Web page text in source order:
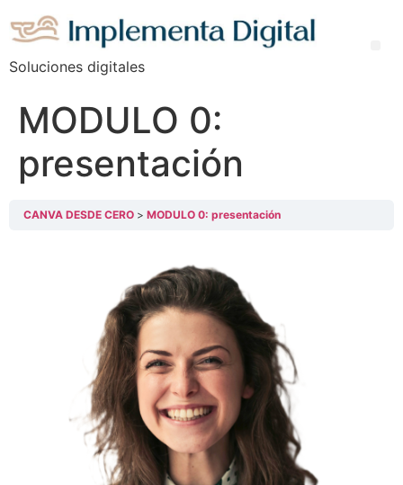
Soluciones digitales
MODULO 0:
presentación
CANVA DESDE CERO MODULO 0: presentación